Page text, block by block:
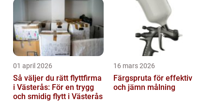
01 april 2026
Så väljer du rätt flyttfirma
i Västerås: För en trygg
och smidig flytt i Västerås
16 mars 2026
Färgspruta för effektiv
och jämn målning